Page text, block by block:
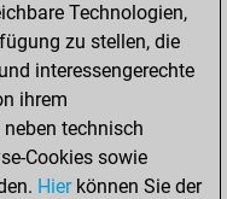
0
0
0
Technologien,
zu stellen, die
interessengerechte
ihrem
technisch
Cookies sowie
Hierkönnen Sie der